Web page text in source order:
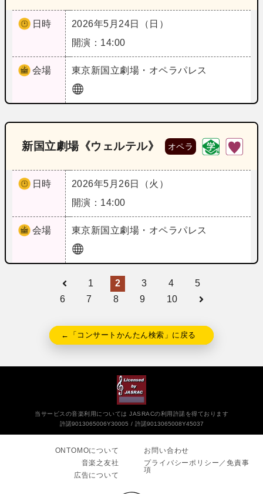
日時
2026年5月24日（日）
開演：14:00
会場 東京新国立劇場・オペラパレス
新国立劇場《ウェルテル》 オペラ
日時
2026年5月26日（火）
開演：14:00
会場 東京新国立劇場・オペラパレス
1 2 3 4
5
6
7 8 9 10
←「コンサートかんたん検索」に戻る
当サービスの音楽利用については JASRACの利用許諾を得ております
許諾9013065006Y30005
許諾9013065008Y45037
ONTOMOについて
音楽之友社
広告について
お問い合わせ
プライバシーポリシー／免責事
項